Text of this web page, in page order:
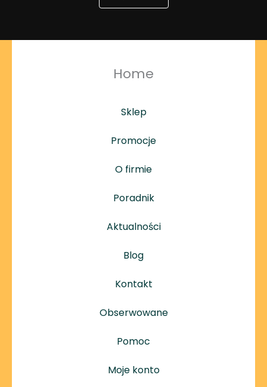
Home
Sklep
Promocje
O firmie
Poradnik
Aktualności
Blog
Kontakt
Obserwowane
Pomoc
Moje konto